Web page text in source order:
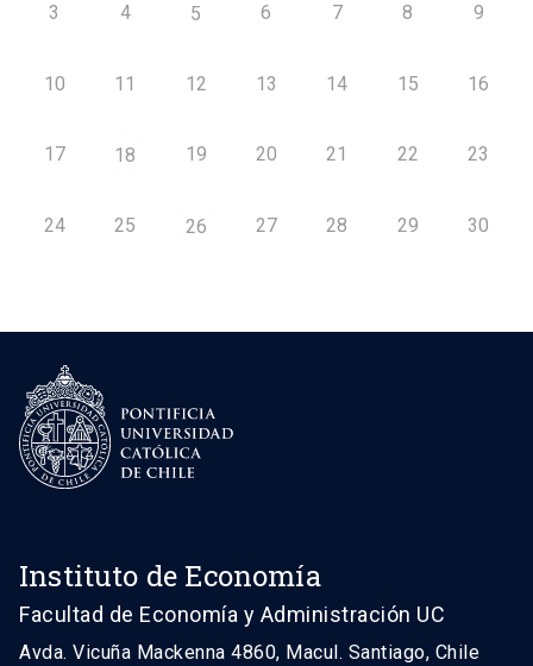
3 4 5 6 7 8 9
10 11 12 13 14 15 16
17 18 19 20 21 22 23
24 25 26 27 28 29 30
Instituto de Economía
Facultad de Economía y Administración UC
Avda. Vicuña Mackenna 4860, Macul. Santiago, Chile